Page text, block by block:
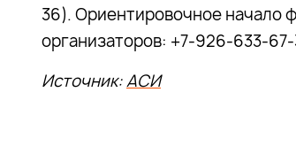
36). Ориентировочное начало
организаторов: +7-926-633-67-
Источник:АСИ